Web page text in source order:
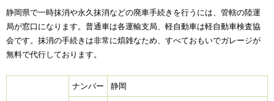
静岡県で一時抹消や永久抹消などの廃車手続きを行うには、管轄の陸運
局が窓口になります。普通車は各運輸支局、軽自動車は軽自動車検査協
会です。抹消の手続きは非常に煩雑なため、すべておもいでガレージが
無料で代行しております。
ナンバー 静岡